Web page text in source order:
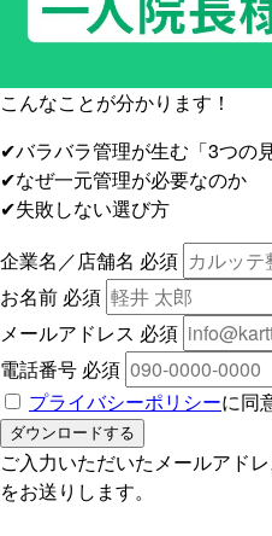
こんなことが分かります！
✔バラバラ管理が生む「3つの
✔なぜ一元管理が必要なのか
✔失敗しない選び方
企業名／店舗名 必須
お名前 必須
メールアドレス 必須
電話番号 必須
プライバシーポリシーに同
ダウンロードする
ご入力いただいたメールアド
をお送りします。